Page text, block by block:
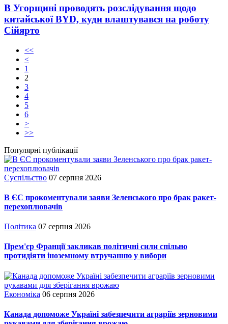
В Угорщині проводять розслідування щодо
китайської BYD, куди влаштувався на роботу
Сійярто
<<
<
1
2
3
4
5
6
>
>>
Популярні публікації
Суспільство 07 серпня 2026
В ЄС прокоментували заяви Зеленського про брак ракет-
перехоплювачів
Політика 07 серпня 2026
Прем'єр Франції закликав політичні сили спільно
протидіяти іноземному втручанню у вибори
Економіка 06 серпня 2026
Канада допоможе Україні забезпечити аграріїв зерновими